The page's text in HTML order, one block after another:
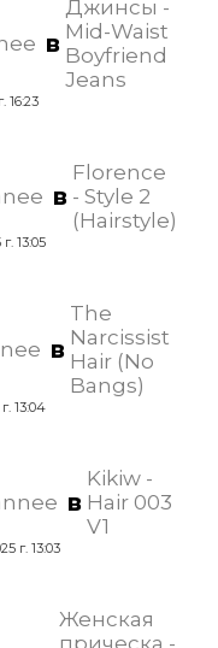
в
Джинсы -
Mid-Waist
Boyfriend
Jeans
16:23
в
Florence
- Style 2
(Hairstyle)
13:05
в
The
Narcissist
Hair (No
Bangs)
13:04
в
Kikiw -
Hair 003
V1
г. 13:03
Женская
прическа -